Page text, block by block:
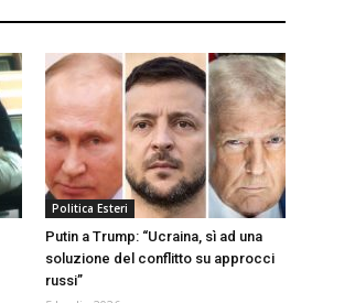
Politica Esteri
Putin a Trump: “Ucraina, sì ad una
soluzione del conflitto su approcci
russi”